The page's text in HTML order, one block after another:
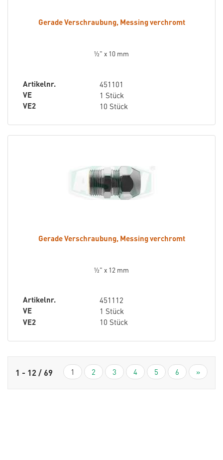
Gerade Verschraubung, Messing verchromt
½" x 10 mm
Artikelnr.
451101
VE
1 Stück
VE2
10 Stück
Gerade Verschraubung, Messing verchromt
½" x 12 mm
Artikelnr.
451112
VE
1 Stück
VE2
10 Stück
1 - 12 / 69 1 2 3 4 5 6 »